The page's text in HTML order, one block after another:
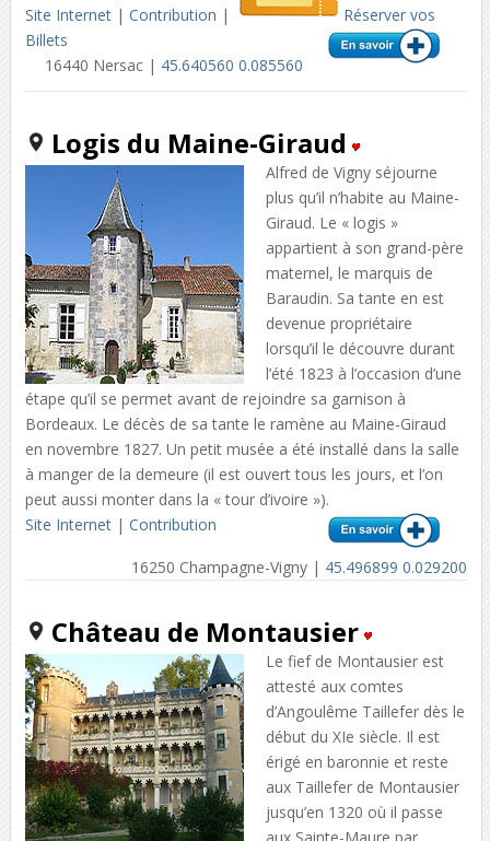
Site Internet| Contribution |
Réserver vos
Billets
16440 Nersac | 45.640560 0.085560
Logis du Maine-Giraud
Alfred de Vigny séjourne
plus qu’il n’habite au Maine-
Giraud. Le « logis »
appartient à son grand-père
maternel, le marquis de
Baraudin. Sa tante en est
devenue propriétaire
lorsqu’il le découvre durant
l’été 1823 à l’occasion d’une
étape qu’il se permet avant de rejoindre sa garnison à
Bordeaux. Le décès de sa tante le ramène au Maine-Giraud
en novembre 1827. Un petit musée a été installé dans la salle
à manger de la demeure (il est ouvert tous les jours, et l’on
peut aussi monter dans la « tour d’ivoire »).
Site Internet| Contribution
16250 Champagne-Vigny | 45.496899 0.029200
Château de Montausier
Le fief de Montausier est
attesté aux comtes
d’Angoulême Taillefer dès le
début du XIe siècle. Il est
érigé en baronnie et reste
aux Taillefer de Montausier
jusqu’en 1320 où il passe